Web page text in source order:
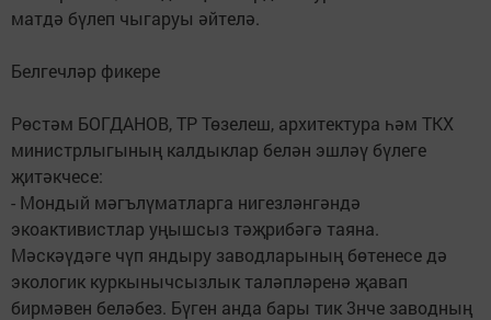
матдә бүлеп чыгаруы әйтелә.
Белгечләр фикере
Рөстәм БОГДАНОВ, ТР Төзелеш, архитектура һәм ТКХ
министрлыгының калдыклар белән эшләү бүлеге
җитәкчесе:
- Мондый мәгълүматларга нигезләнгәндә
экоактивистлар уңышсыз тәҗрибәгә таяна.
Мәскәүдәге чүп яндыру заводларының бөтенесе дә
экологик куркынычсызлык таләпләренә җавап
бирмәвен беләбез. Бүген анда бары тик 3нче заводның